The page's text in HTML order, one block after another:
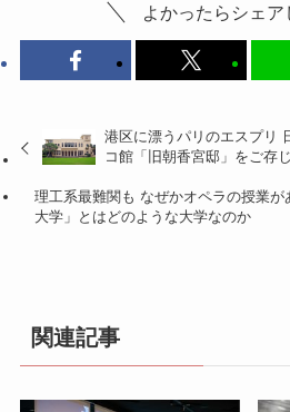
よかったらシェア
港区に漂うパリのエスプリ
コ館「旧朝香宮邸」をご存
理工系最難関も なぜかオペラの授業が
大学」とはどのような大学なのか
関連記事